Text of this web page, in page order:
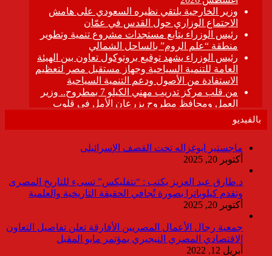
بالفيديو
ماجستير ابوغزاله تحت القصف الإسرائيلى
أكتوبر 20, 2025
د.طارق عبد العزيز يكتب : “نتفليكس” تسىء للتاريخ المصرى
وتقدم كيلوباترا بصورة تُجافي الحقيقة التاريخية والعلمية
أكتوبر 20, 2025
جمعية رجال الأعمال المصريين الأفارقة تعلن تفاصيل التعاون
الاقتصادي المصري النيجيري بمؤتمر مايو المقبل
أبريل 12, 2022